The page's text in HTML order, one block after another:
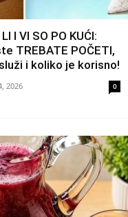
I VI SO PO KUĆI:
TREBATE POČETI,
i koliko je korisno!
2026 0